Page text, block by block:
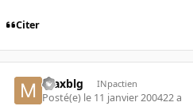
Citer
maxblg INpactien
Posté(e) le 11 janvier 200422 a